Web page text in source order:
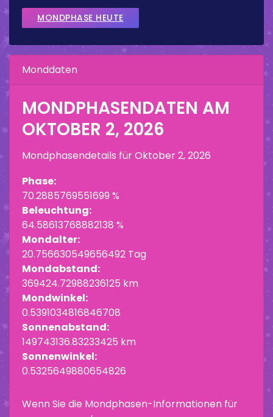
MONDPHASE HEUTE
Monddaten
MONDPHASENDATEN AM
OKTOBER 2, 2026
Mondphasendetails fürOktober 2, 2026
Phase:
70.2885769551699 %
Beleuchtung:
64.58613768882138 %
Mondalter:
20.756630549656492 Tag
Mondabstand:
369424.72988236125 km
Mondwinkel:
0.5391034816846708
Sonnenabstand:
149743136.83233425 km
Sonnenwinkel:
0.5325649880654826
Wenn Sie die Mondphasen-Informationen für